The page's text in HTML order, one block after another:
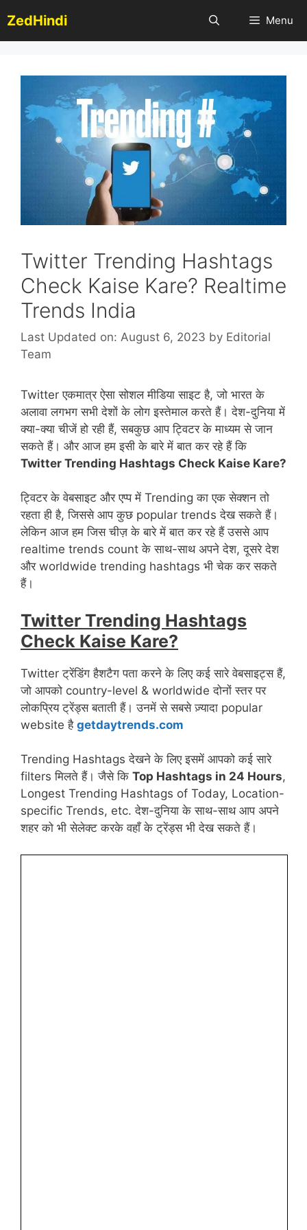
to
content
ZedHindi Menu
Twitter Trending Hashtags
Check Kaise Kare? Realtime
Trends India
Last Updated on: August 6, 2023 by Editorial
Team
Twitter एकमात्र ऐसा सोशल मीडिया साइट है, जो भारत के
अलावा लगभग सभी देशों के लोग इस्तेमाल करते हैं। देश-दुनिया में
क्या-क्या चीजें हो रही हैं, सबकुछ आप ट्विटर के माध्यम से जान
सकते हैं। और आज हम इसी के बारे में बात कर रहे हैं कि
Twitter Trending Hashtags Check Kaise Kare?
ट्विटर के वेबसाइट और एप्प में Trending का एक सेक्शन तो
रहता ही है, जिससे आप कुछ popular trends देख सकते हैं।
लेकिन आज हम जिस चीज़ के बारे में बात कर रहे हैं उससे आप
realtime trends count के साथ-साथ अपने देश, दूसरे देश
और worldwide trending hashtags भी चेक कर सकते
हैं।
Twitter Trending Hashtags
Check Kaise Kare?
Twitter ट्रेंडिंग हैशटैग पता करने के लिए कई सारे वेबसाइट्स हैं,
जो आपको country-level & worldwide दोनों स्तर पर
लोकप्रिय ट्रेंड्स बताती हैं। उनमें से सबसे ज़्यादा popular
website है getdaytrends.com
Trending Hashtags देखने के लिए इसमें आपको कई सारे
filters मिलते हैं। जैसे कि Top Hashtags in 24 Hours,
Longest Trending Hashtags of Today, Location-
specific Trends, etc. देश-दुनिया के साथ-साथ आप अपने
शहर को भी सेलेक्ट करके वहाँ के ट्रेंड्स भी देख सकते हैं।